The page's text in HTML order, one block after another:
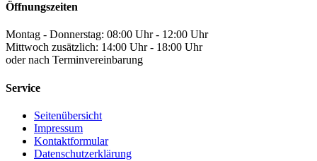
Öffnungszeiten
Montag - Donnerstag: 08:00 Uhr - 12:00 Uhr
Mittwoch zusätzlich: 14:00 Uhr - 18:00 Uhr
oder nach Terminvereinbarung
Service
Seitenübersicht
Impressum
Kontaktformular
Datenschutzerklärung